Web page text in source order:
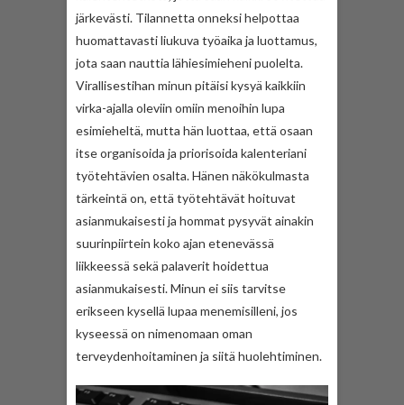
järkevästi. Tilannetta onneksi helpottaa
huomattavasti liukuva työaika ja luottamus,
jota saan nauttia lähiesimieheni puolelta.
Virallisestihan minun pitäisi kysyä kaikkiin
virka-ajalla oleviin omiin menoihin lupa
esimieheltä, mutta hän luottaa, että osaan
itse organisoida ja priorisoida kalenteriani
työtehtävien osalta. Hänen näkökulmasta
tärkeintä on, että työtehtävät hoituvat
asianmukaisesti ja hommat pysyvät ainakin
suurinpiirtein koko ajan etenevässä
liikkeessä sekä palaverit hoidettua
asianmukaisesti. Minun ei siis tarvitse
erikseen kysellä lupaa menemisilleni, jos
kyseessä on nimenomaan oman
terveydenhoitaminen ja siitä huolehtiminen.